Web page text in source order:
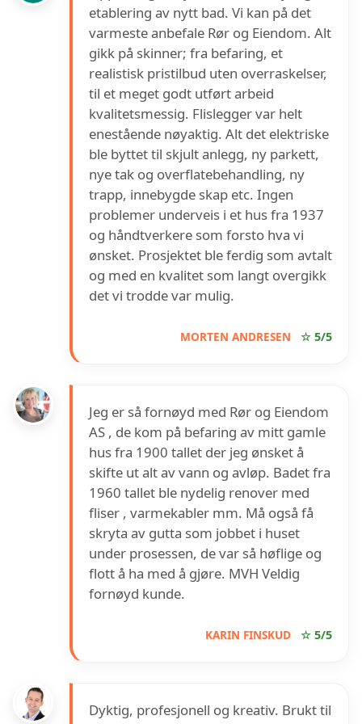
etablering av nytt bad. Vi kan på det
varmeste anbefale Rør og Eiendom. Alt
gikk på skinner; fra befaring, et
realistisk pristilbud uten overraskelser,
til et meget godt utført arbeid
kvalitetsmessig. Flislegger var helt
enestående nøyaktig. Alt det elektriske
ble byttet til skjult anlegg, ny parkett,
nye tak og overflatebehandling, ny
trapp, innebygde skap etc. Ingen
problemer underveis i et hus fra 1937
og håndtverkere som forsto hva vi
ønsket. Prosjektet ble ferdig som avtalt
og med en kvalitet som langt overgikk
det vi trodde var mulig.
MORTEN ANDRESEN ☆ 5/5
Jeg er så fornøyd med Rør og Eiendom
AS , de kom på befaring av mitt gamle
hus fra 1900 tallet der jeg ønsket å
skifte ut alt av vann og avløp. Badet fra
1960 tallet ble nydelig renover med
fliser , varmekabler mm. Må også få
skryta av gutta som jobbet i huset
under prosessen, de var så høflige og
flott å ha med å gjøre. MVH Veldig
fornøyd kunde.
KARIN FINSKUD ☆ 5/5
Dyktig, profesjonell og kreativ. Brukt til